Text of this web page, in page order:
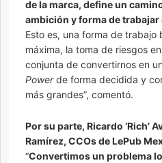
de la marca, define un
ambición y forma de
Esto es, una forma de trabajo
máxima, la toma de riesgos
conjunta de convertirnos en
Powerde forma decidida y
más grandes”, comentó.
Por su parte, Ricardo ‘Rich’
Ramírez, CCOs de LePub
“Convertimos un problema